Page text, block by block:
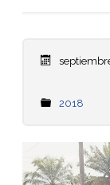
2018